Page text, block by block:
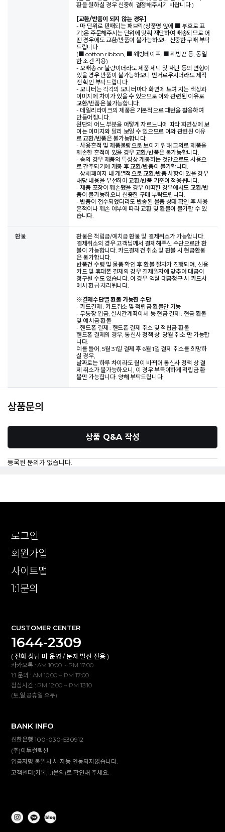
환을 원하실 경우 신중히 결정해주시기 바랍니다.)
[교환/반품이 되지 않는 경우]
- 마 단위로 판매되는 패브릭(상품명 앞에 ■ 부호로 표
기)은 주문해주시는 단위에 맞춰 재단하여 배송되므로 어
떤 경우에도 교환/반품이 불가능하오니 신중한 구매 부탁
드립니다.
(■ cotton ribbon, ■ 웨빙테이프, ■ 웨빙끈 등, 동일
한 조건 적용)
- 오배송 or 불량이더라도 제품 세탁 및 재단 등의 변형이
있을 경우 반품이 불가능하오니 번거로우시더라도 제작
전 확인 부탁드립니다.
- 모니터는 각각의 모니터마다 화면에 보여 지는 색상과
이미지에 차이가 있을 수 있으므로 이와 관련된 이유로
교환/반품은 불가능합니다.
- 데일리라이크의 제품은 기본적으로 패턴을 활용하여
만들어집니다.
원단의 어느 부분을 어떻게 자르느냐에 따라 화면상에 보
이는 이미지와 달리 보일 수 있으므로 이와 관련된 이유
로 교환/반품은 불가능합니다.
- 사용흔적 및 제품불량으로 보이기 위해 고의로 제품을
훼손한 흔적이 있을 경우 교환/반품은 불가능합니다.
- 솜의 경우 제품의 특성상 개봉하는 것만으로도 사용으
로 간주되기에 개봉 후 교환/반품이 불가합니다.
- 상세페이지 내 개별적으로 교환/반품 사항이 있을 경우
해당 내용을 우선하여 교환/반품 기준이 적용됩니다.
- 제품 포장이 훼손됐을 경우 어떠한 경우에서도 교환/반
품이 불가능하오니 신중한 구매 부탁드립니다.
- 반품이 접수되었더라도 반송된 물품 상태 확인 후 사용
흔적이나 훼손 여부에 따라 교환 및 환불이 불가할 수 있
습니다.
환불
환불은 적립금/예치금 환불 및 결제취소가 가능합니다.
결제취소의 경우 고객님께서 결제해주신 수단으로만 환
불이 가능합니다. 카드결제건 취소 및 환불 시 현금환불
은 불가합니다.
반품건 수령 및 물품 확인 후 환불 절차가 진행되며, 신용
카드 및 휴대폰 결제의 경우 결제일자에 맞추어 대금이
청구될 수도 있습니다. 이 경우 익월 대금청구 시 카드사
에서 환급 처리됩니다.
※결제수단별 환불 가능한 수단
- 카드결제 : 카드취소 및 적립금 환불만 가능
- 무통장 입금, 실시간계좌이체 등 현금 결제 : 현금 환불
및 예치금 환불
- 핸드폰 결제 : 핸드폰 결제 취소 및 적립금 환불
핸드폰 결제의 경우, 통신사 정책 상 '당월 취소'만 가능합
니다.
예를 들어, 5월 31일 결제 후 6월 1일 결제 취소를 희망하
실 경우,
날짜로는 하루 차이라도 월이 바뀌어 통신사 정책 상 결
제 취소가 불가능하오니, 이 경우 부득이하게 적립금 환
불만 가능합니다. 양해 부탁드립니다.
상품문의
상품 Q&A 작성
등록된 문의가 없습니다.
로그인
회원가입
사이트맵
1:1문의
CUSTOMER CENTER
1644-2309
( 전화 상담 미 운영 / 문자 발신 전용 )
카카오톡 : AM 10:00 ~ PM 17:00
1:1 문의 : AM 10:00 ~ PM 17:00
점심시간 : PM 12:00 ~ PM 13:10
(토,일,공휴일 휴무)
BANK INFO
신한은행 100-030-530912
(주)이투컬렉션
입금자명 불일치 시 자동 연동되지않습니다.
고객센터(카톡,1:1문의)로 확인해 주세요.